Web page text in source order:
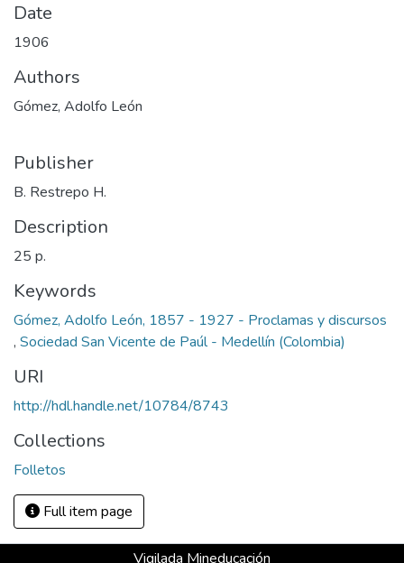
Date
1906
Authors
Gómez, Adolfo León
Publisher
B. Restrepo H.
Description
25 p.
Keywords
Gómez, Adolfo León, 1857 - 1927 - Proclamas y discursos
, Sociedad San Vicente de Paúl - Medellín (Colombia)
URI
http://hdl.handle.net/10784/8743
Collections
Folletos
Full item page
Vigilada Mineducación